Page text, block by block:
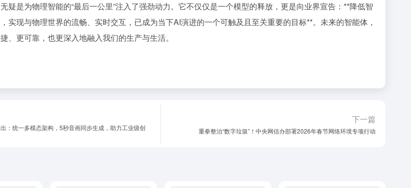
疑是为物理智能的“最后一公里”注入了强劲动力。它不仅仅是一个模型的释放，更是向业界宣告：**降低智
实现与物理世界的流畅、实时交互，已成为当下AI演进的一个可触及且至关重要的目标**。未来的智能体，
、更可靠，也更深入地融入我们的生产与生活。
：统一多模态架构，5秒音画同步生成，助力工业级创
下一篇
重拳整治“数字垃圾”！中央网信办部署2026年春节网络环境专项行动